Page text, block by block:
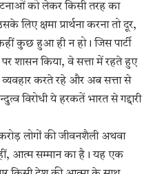
को लेकर किसी तरह का
क्षमा प्रार्थना करना तो दूर,
कुछ हुआ ही न हो। जिस पार्टी
शासन किया, वे सत्ता में रहते हुए
व्यवहार करते रहे और अब सत्ता से
विरोधी ये हरकतें भारत से गद्दारी
लोगों की जीवनशैली अथवा
आत्म सम्मान का है। यह एक